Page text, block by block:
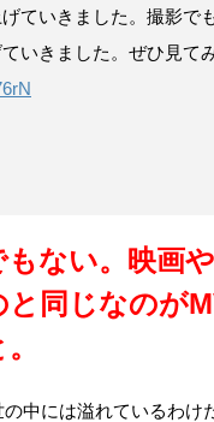
ていきました。撮影で
いきました。ぜひ見て
ない。映画
同じなのが
中には溢れているわけ